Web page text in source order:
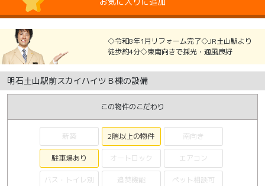
◇令和8年1月リフォーム完了◇JR土山駅より
徒歩約4分◇東南向きで採光・通風良好
明石土山駅前スカイハイツＢ棟の設備
この物件のこだわり
新築 2階以上の物件 南向き
駐車場あり オートロック エアコン
バス・トイレ別 追焚機能 ペット相談可